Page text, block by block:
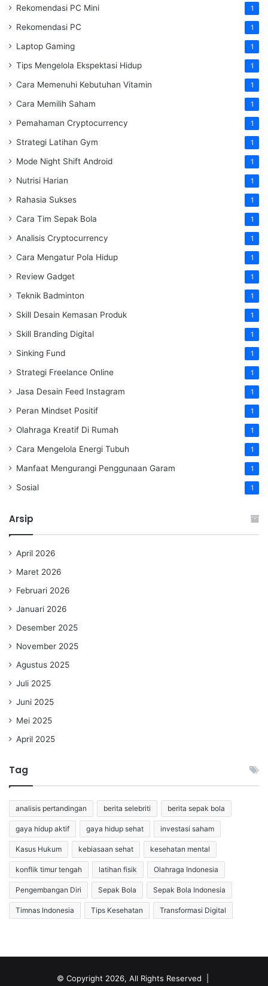
Rekomendasi PC Mini 1
Rekomendasi PC 1
Laptop Gaming 1
Tips Mengelola Ekspektasi Hidup 1
Cara Memenuhi Kebutuhan Vitamin 1
Cara Memilih Saham 1
Pemahaman Cryptocurrency 1
Strategi Latihan Gym 1
Mode Night Shift Android 1
Nutrisi Harian 1
Rahasia Sukses 1
Cara Tim Sepak Bola 1
Analisis Cryptocurrency 1
Cara Mengatur Pola Hidup 1
Review Gadget 1
Teknik Badminton 1
Skill Desain Kemasan Produk 1
Skill Branding Digital 1
Sinking Fund 1
Strategi Freelance Online 1
Jasa Desain Feed Instagram 1
Peran Mindset Positif 1
Olahraga Kreatif Di Rumah 1
Cara Mengelola Energi Tubuh 1
Manfaat Mengurangi Penggunaan Garam 1
Sosial 1
Arsip
April 2026
Maret 2026
Februari 2026
Januari 2026
Desember 2025
November 2025
Agustus 2025
Juli 2025
Juni 2025
Mei 2025
April 2025
Tag
analisis pertandingan berita selebriti berita sepak bola
gaya hidup aktif gaya hidup sehat investasi saham
Kasus Hukum kebiasaan sehat kesehatan mental
konflik timur tengah latihan fisik Olahraga Indonesia
Pengembangan Diri Sepak Bola Sepak Bola Indonesia
Timnas Indonesia Tips Kesehatan Transformasi Digital
© Copyright 2026, All Rights Reserved |